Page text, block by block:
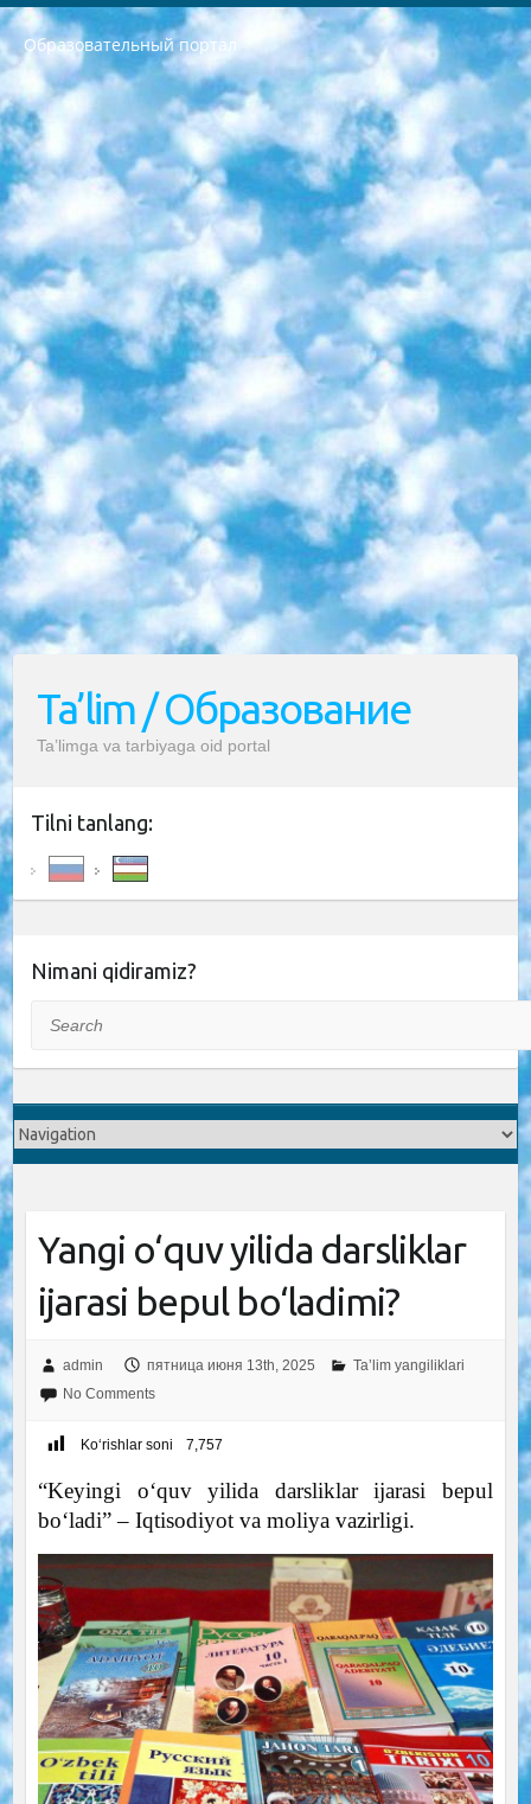
Образовательный портал
РЕСПУБЛИКА УЗБЕКИСТАН МИНИСТРЕРСТВО ДОШКОЛЬНОГО И ШКОЛЬНОГО ОБРАЗОВАНИЯ КОМАНДА в общеобразовательных учреждениях в 2023-2024 учебном году организация и проведение итоговой государственной аттестации обучающихся о Министра дошкольного и школьного образования Республики Узбекистан от 4 марта 2008 года (постановлением Минюста от 20 марта 2008 года № 1778 государственной регистрации) «Итоговое состояние учащихся общего среднего образования на основании положения об утверждении положения об аттестации общего среднего образования выпускной экзамен студентов в образовательных учреждениях в 2023-2024 учебном году В целях организации и прохождения аттестации приказываю: 1. Следующее: перечень предметов, по которым будет проводиться итоговая государственная аттестация и экзамен формы перевода согласно приложению 1; сертификаты международного образца, оценивающие уровень владения иностранными языками перечень согласно приложению 2; 2. Педагогический при специализированных образовательных учреждениях. научно-практический центр квалификации и международной оценки (Д.Давидова) 2024 г. До 25 марта: задания по предметам, по которым будет проводиться итоговая аттестация разработка и утверждение технических условий; итоговая аттестация на основании разработанного предметного задания разработка вопросов по предметам (устно и письменно), экзамен передача; общеобразовательные средние школы и специальные учебные заведения учащиеся выпускных классов школ и интернатов в агентской системе подготовка базы данных экзаменационных материалов и критериев оценки; перевод базы экзаменационных материалов на все языки обучения подать в Республиканский образовательный центр для изготовления; варианты экзаменов на основе разработанных контрольных материалов пусть будут поставлены задачи формирования. 3. Республиканский образовательный центр (Ш.Худайкулов) до 5 апреля 2024 года. до: база данных предоставленных экзаменационных материалов на все языки обучения перевод и экспертиза; для слепых, слабовидящих, глухих, слабослышащих и умственно отсталых детей учащиеся выпускных классов специализированных школ и школ-интернатов база данных экзаменационных материалов на всех преподаваемых языках подготовка критериев оценки; специализированные школы для умственно отсталых детей и технологии для учащихся выпускных классов школ-интернатов разработка соответствующих рекомендаций и критериев проведения ЕГЭ по естествознанию давать задания. 4. Педагогический при специализированных образовательных учреждениях. Научно-практический центр навыков и международной оценки (Д.Давидова), Республика образовательный центр (Худайкулов Ш.) итоговый государственный аттестационный экзамен ориентирован на творческое и логическое мышление при подготовке базы материалов учитывать введение заданий. 5. Следует отметить, что: сертификат государственного образца о знании общеобразовательного предмета и как минимум национальный уровень B1 по предметам на иностранных языках, указанным в Приложении 2. или международно признанный сертификат эквивалентного уровня студенты, изучающие определенный предмет, освобождаются от экзамена; по соответствующим предметам запланирована итоговая государственная аттестация за день до дня, путем жеребьевки Рабочей группой (в письменной форме по предметам, проводимым в форме) из числа сформированных вариантов выбрано 2 варианта; 2 выбранных варианта экзамена анонсированы на официальном сайте министерства и все выпускники по всей стране на основе этих вариантов проводит итоговую государственную аттестацию. 6. Государственное образование учащихся средних общеобразовательных учреждений. знания в соответствии с квалификационными требованиями, которые необходимо приобрести на основании стандартов итоговый (выпускной) контроль для 9 и 11 классов в целях тестирования Экзамены (далее – экзамены) состоят из предметов, перечисленных в приложении 1. будет сделано. 7. Экзамены пройдут с 26 мая по 15 июня 2024 г. (кроме науки физического воспитания). 8. Физическая для учащихся 9 классов общесредних образовательных учреждений. Экзамены по предмету «Образование, квалификация медицина» 1-6 мая 2024 года. сотрудники перевести под присмотр (с отклонениями в физическом или умственном развитии) специализированная школа для детей, школы-интернаты и со сколиозом школы-интернаты санаторного типа для больных детей исключены). 9. Он был слепым, слабовидящим и имел нарушения опорно-двигательного аппарата. экзамены в специализированных школах и интернатах для детей должны проводиться исходя из требований, предъявляемых к общеобразовательным учреждениям (физкультура кроме науки). 10. Специализированная школа для глухих и слабослышащих детей. и экзамены в интернатах и быть реализован в виде письменного теста по математике. 11. Специальность для умственно отсталых детей. Для 9 класса Родной язык и литературное письмо Государственный язык (язык обучения – узбекский). для неклассов) написано Математическое письмо Письменная/устная история Узбекистана Физическое воспитание практично Итоговый контроль Для 11 класса Написание родного языка и литературы (эссе) Математическое письмо Узбекский язык (обучение на узбекском языке) не посещающее общее среднее образование для учреждений)/Образовательное учреждение выбор письменный и устный Иностранный язык письменный/устный Письменная/устная история Узбекистана *По выбору студента:  Химия  Физика  Основы государственного права  География 10 бесплатных образовательных ресурсов - Мы составили подборку онлайн-проектов с интерактивными упражнениями, видеолекциями и статьями. Они помогут вам обрести новые и освежить старые знания бесплатно. 1. «ИНТУИТ» Старейшая образовательная площадка Рунета. Здесь вы найдёте сотни текстовых и видеокурсов на десятки различных тем — от программирования до психологии. Многие курсы подготовлены российскими университетами и крупными международными компаниями вроде Intel и Microsoft. Самостоятельное обучение бесплатное, но желающие могут оплатить услуги персональных наставников. 2. «Смартия» знакомит с актуальными профессиями и подсказывает, как им обучаться. Выбрав заинтересовавшую вас специальность — SMM-специалист, фотограф, веб-дизайнер или другую, — увидите список необходимых для неё умений. Чтобы вы могли освоить их самостоятельно, для каждого умения площадка отображает подборку ссылок на учебные материалы. Хотя «Смартия» ориентируется на русскоязычную аудиторию, часть контента всё же доступна только на английском. 3. «Лекторий Физтеха» Проект Московского физико-технического института (Физтеха). С его помощью вы можете смотреть онлайн серии лекций, записанные на видео в этом вузе. В числе доступных предметов — физика, биология, химия, информационные технологии и другие. К некоторым лекциям администрация ресурса прилагает готовые конспекты, которые можно скачивать в PDF-формате. 4. ITMOcourses Онлайн-площадка Санкт-Петербургского национального исследовательского университета информационных технологий, механики и оптики (ИТМО). Ресурс предоставляет свободный доступ к курсам, разработанным в этом вузе. Каталог материалов разбит на четыре категории: «Оптические системы и технологии», «Приборостроение и робототехника», «Информационные технологии» и «Биотехнологии». Курсы состоят из видеолекций, интерактивных демонстраций и заданий. 5. «КиберЛенинка» Электронная научная библиотека открытого доступа. Каталог площадки регулярно обрастает текстами статей из различных научных изданий. Сгруппированные по журналам и рубрикам публикации можно читать онлайн или скачивать целиком в PDF-формате. Проект нацелен на популяризацию науки за счёт открытого доступа к качественной информации. 6. «ПостНаука» На этом ресурсе публикуют подборки видеолекций, составленные экспертами из разных отраслей и объединённые общими темами. Среди них, к примеру, есть серии «Биоинформатика и геномика», «Культура средневековой Скандинавии» и Cinema Studies о теории кино. Каждая подборка лекций — логически связанная история, рассказанная экспертом от первого лица. Кроме того, на сайте появляются научно-образовательные статьи и тесты на разные темы. 7. «Newочём» Команда проекта «Newочём» отбирает самые интересные тексты из англоязычных СМИ и переводит те из них, за которые голосуют участники сообщества «ВКонтакте». По большей части это научно-популярные статьи. Редакторы придумывают лишь заголовки, в остальном содержание переводов соответствует оригиналам. Полные тексты можно читать прямо в социальной сети. 8. InternetUrok Онлайн-база материалов по основным дисциплинам школьной программы. Информация на сайте структурирована по классам, предметам и темам (урокам). Каждый урок состоит из видеолекций и конспектов. Есть также интерактивные тренажёры и тесты для закрепления пройденного материала. Даже если вы давно окончили школу, возможность повторить программу старших классов всегда может пригодиться. 9. Edutainme Ещё один ресурс об образовании. В отличие от Newtonew, как мне кажется, Edutainme больше ориентируется на представителей индустрии: педагогов, предпринимателей, разработчиков образовательных проектов. Но и любой, кто просто стремится к саморазвитию, найдёт на сайте много полезного и интересного для себя. Например, информацию о новых курсах и образовательных сервисах. 10. Newtonew Онлайн-медиа об образовании и обучении в широком смысле. Авторы Newtonew пишут об инструментах, заведениях, тактиках и стратегиях, которые помогают учить других и получать новые знания самостоятельно. На этой площадке вы найдёте новости, обзоры, аналитические мат
Ta’lim / Образование
Ta’limga va tarbiyaga oid portal
Tilni tanlang:
Nimani qidiramiz?
Yangi o‘quv yilida darsliklar
ijarasi bepul bo‘ladimi?
admin пятница июня 13th, 2025
Ta’lim yangiliklari
No Comments
Ko‘rishlar soni 7,757
“Keyingi o‘quv yilida darsliklar ijarasi bepul
bo‘ladi” – Iqtisodiyot va moliya vazirligi.